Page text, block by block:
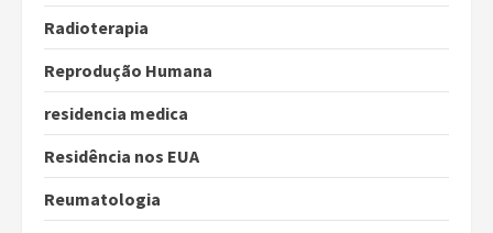
Radioterapia
Reprodução Humana
residencia medica
Residência nos EUA
Reumatologia